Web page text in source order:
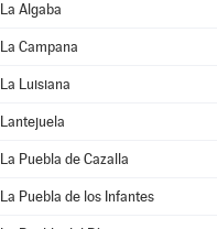
La Algaba
La Campana
La Luisiana
Lantejuela
La Puebla de Cazalla
La Puebla de los Infantes